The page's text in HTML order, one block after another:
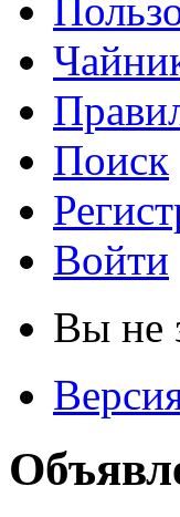
Поиск
Войти
Вы не